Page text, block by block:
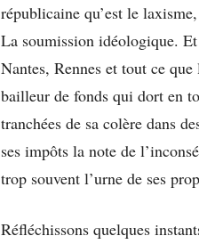
républicaine qu’est le
La soumission idéologique.
Nantes, Rennes et tout ce
bailleur de fonds qui dort en
tranchées de sa colère dans
ses impôts la note de
trop souvent l’urne de ses
Réfléchissons quelques